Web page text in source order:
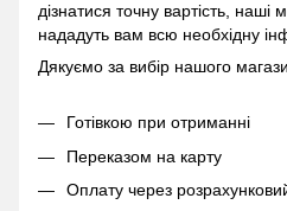
дізнатися точну вартість, наші
нададуть вам всю необхідну
Дякуємо за вибір нашого
Готівкою при отриманні
Переказом на карту
Оплату через